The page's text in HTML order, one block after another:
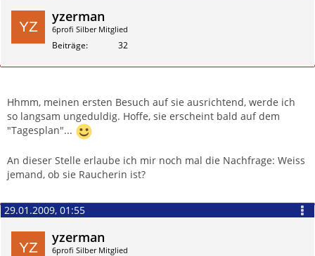
yzerman
6profi Silber Mitglied
Beiträge 32
Hhmm, meinen ersten Besuch auf sie ausrichtend, werde ich
so langsam ungeduldig. Hoffe, sie erscheint bald auf dem
"Tagesplan"...
An dieser Stelle erlaube ich mir noch mal die Nachfrage: Weiss
jemand, ob sie Raucherin ist?
Zitieren
29.01.2009, 01:55
yzerman
6profi Silber Mitglied